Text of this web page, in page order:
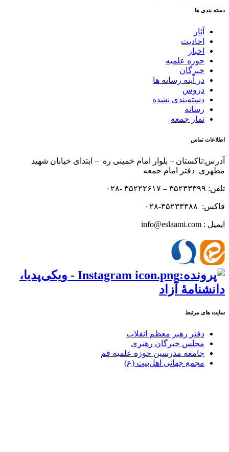
دسته بندی ها
آثار
احادیث
اخبار
حوزه علمیه
خبرگان
در آینه رسانه ها
دروس
دسته‌بندی نشده
رسانه
نماز جمعه
اطلاعات تماس
آدرس:تاکستان – بلوار امام خمینی ره – ابتدای خیابان شهید
مطهری دفتر امام جمعه
تلفن: ۳۵۲۳۳۳۹۹ – ۳۵۲۲۲۶۱۷ -۰۲۸
فاکس: ۳۵۲۳۳۳۸۸-۰۲۸
ایمیل : info@eslaami.com
سایت های مرتبط
دفتر رهبر معظم انقلاب
مجلس خبرگان رهبری
جامعه مدرسین حوزه علمیه قم
مجمع جهانی اهل‌بیت (ع)